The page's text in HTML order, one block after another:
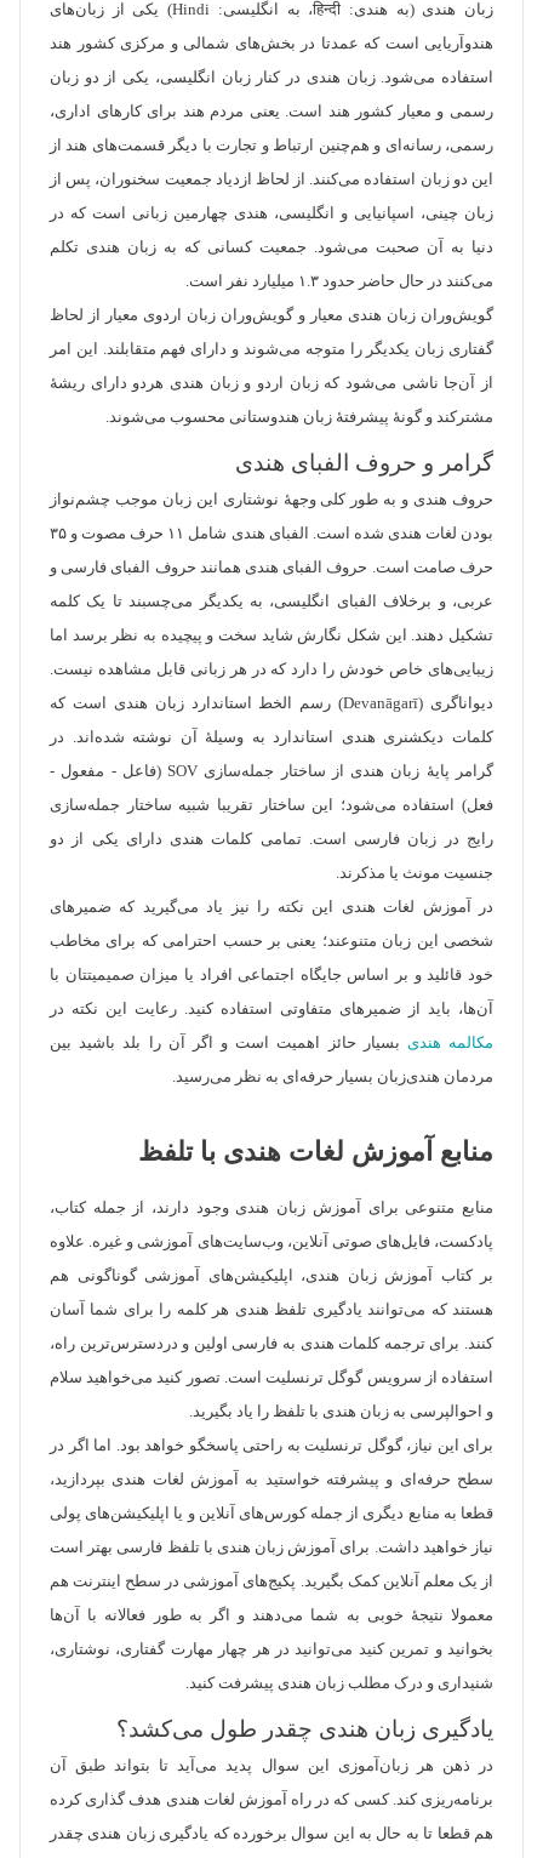
زبان هندی (به هندی: हिन्दी، به انگلیسی: Hindi) یکی از زبان‌های
هندوآریایی است که عمدتا در بخش‌های شمالی و مرکزی کشور هند
استفاده می‌شود. زبان هندی در کنار زبان انگلیسی، یکی از دو زبان
رسمی و معیار کشور هند است. یعنی مردم هند برای کارهای اداری،
رسمی، رسانه‌ای و هم‌چنین ارتباط و تجارت با دیگر قسمت‌های هند از
این دو زبان استفاده می‌کنند. از لحاظ ازدیاد جمعیت سخنوران، پس از
زبان چینی، اسپانیایی و انگلیسی، هندی چهارمین زبانی است که در
دنیا به آن صحبت می‌شود. جمعیت کسانی که به زبان هندی تکلم
می‌کنند در حال حاضر حدود ۱.۳ میلیارد نفر است.
گویش‌وران زبان هندی معیار و گویش‌وران زبان اردوی معیار از لحاظ
گفتاری زبان یکدیگر را متوجه می‌شوند و دارای فهم متقابلند. این امر
از آن‌جا ناشی می‌شود که زبان اردو و زبان هندی هردو دارای ریشهٔ
مشترکند و گونهٔ پیشرفتهٔ زبان هندوستانی محسوب می‌شوند.
گرامر و حروف الفبای هندی
حروف هندی و به طور کلی وجههٔ نوشتاری این زبان موجب چشم‌نواز
بودن لغات هندی شده است. الفبای هندی شامل ۱۱ حرف مصوت و ۳۵
حرف صامت است. حروف الفبای هندی همانند حروف الفبای فارسی و
عربی، و برخلاف الفبای انگلیسی، به یکدیگر می‌چسبند تا یک کلمه
تشکیل دهند. این شکل نگارش شاید سخت و پیچیده به نظر برسد اما
زیبایی‌های خاص خودش را دارد که در هر زبانی قابل مشاهده نیست.
دیواناگری (Devanāgarī) رسم الخط استاندارد زبان هندی است که
کلمات دیکشنری هندی استاندارد به وسیلهٔ آن نوشته شده‌اند. در
گرامر پایهٔ زبان هندی از ساختار جمله‌سازی SOV (فاعل - مفعول -
فعل) استفاده می‌شود؛ این ساختار تقریبا شبیه ساختار جمله‌سازی
رایج در زبان فارسی است. تمامی کلمات هندی دارای یکی از دو
جنسیت مونث یا مذکرند.
در آموزش لغات هندی این نکته را نیز یاد می‌گیرید که ضمیرهای
شخصی این زبان متنوعند؛ یعنی بر حسب احترامی که برای مخاطب
خود قائلید و بر اساس جایگاه اجتماعی افراد یا میزان صمیمیتتان با
آن‌ها، باید از ضمیرهای متفاوتی استفاده کنید. رعایت این نکته در
مکالمه هندی بسیار حائز اهمیت است و اگر آن را بلد باشید بین
مردمان هندی‌زبان بسیار حرفه‌ای به نظر می‌رسید.
منابع آموزش لغات هندی با تلفظ
منابع متنوعی برای آموزش زبان هندی وجود دارند، از جمله کتاب،
پادکست، فایل‌های صوتی آنلاین، وب‌سایت‌های آموزشی و غیره. علاوه
بر کتاب آموزش زبان هندی، اپلیکیشن‌های آموزشی گوناگونی هم
هستند که می‌توانند یادگیری تلفظ هندی هر کلمه را برای شما آسان
کنند. برای ترجمه کلمات هندی به فارسی اولین و دردسترس‌ترین راه،
استفاده از سرویس گوگل ترنسلیت است. تصور کنید می‌خواهید سلام
و احوالپرسی به زبان هندی با تلفظ را یاد بگیرید.
برای این نیاز، گوگل ترنسلیت به راحتی پاسخگو خواهد بود. اما اگر در
سطح حرفه‌ای و پیشرفته خواستید به آموزش لغات هندی بپردازید،
قطعا به منابع دیگری از جمله کورس‌های آنلاین و یا اپلیکیشن‌های پولی
نیاز خواهید داشت. برای آموزش زبان هندی با تلفظ فارسی بهتر است
از یک معلم آنلاین کمک بگیرید. پکیج‌های آموزشی در سطح اینترنت هم
معمولا نتیجهٔ خوبی به شما می‌دهند و اگر به طور فعالانه با آن‌ها
بخوانید و تمرین کنید می‌توانید در هر چهار مهارت گفتاری، نوشتاری،
شنیداری و درک مطلب زبان هندی پیشرفت کنید.
یادگیری زبان هندی چقدر طول می‌کشد؟
در ذهن هر زبان‌آموزی این سوال پدید می‌آید تا بتواند طبق آن
برنامه‌ریزی کند. کسی که در راه آموزش لغات هندی هدف گذاری کرده
هم قطعا تا به حال به این سوال برخورده که یادگیری زبان هندی چقدر